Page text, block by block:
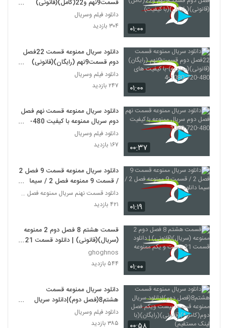
۰۱:۰۰
قسمت9نهم و22(کامل)(قانونی)
(رایگان)(با کیفیت)
دانلود فیلم وسریال
۳۰۴ بازدید
۰۱:۰۰
دانلود سریال ممنوعه قسمت 22فصل
دوم قسمت9نهم (رایگان)(قانونی)
1080-4
دانلود فیلم وسریال
۲۴۷ بازدید
۰۰:۳۷
دانلود سریال ممنوعه قسمت نهم فصل
دوم سریال ممنوعه با کیفیت 480-
720-1080
دانلود فیلم وسریال
۱۶۷ بازدید
۰۱:۱۹
دانلود سریال ممنوعه قسمت 9 فصل 2
/ قسمت 9 ممنوعه فصل 2 / سیما
دانلود
دانلود قسمت نهنم سریال ممنوعه فصل دوم
۴۲۱ بازدید
۰۱:۰۰
قسمت هشتم 8 فصل دوم 2 ممنوعه
(سریال)(قانونی) | دانلود قسمت 21
بیست و یکم ممنوعه
ghoghnos
۵۴۴ بازدید
دانلود سریال ممنوعه قسمت
هشتم8(فصل دوم)|دانلود سریال
ممنوعه قسمت بیست ویکم فصل
دوم(کامل*)(قانونی)(رایگان)(با لینک
دانلود فیلم وسریال
۳۸۵ بازدید